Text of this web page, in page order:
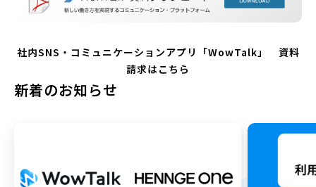
社内SNS・コミュニケーションアプリ「WowTalk」 資料
請求はこちら
新着のお知らせ